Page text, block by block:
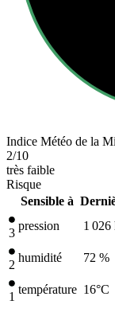
Indice Météo de la
2/10
très faible
Risque
Sensible à
3
pression 1 026
2
humidité 72 %
1
température 16°C